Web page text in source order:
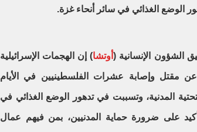
الوضع الغذائي في سائر أنحاء غزة.
الشؤون الإنسانية (أوتشا) إن الهجمات الإسرائيلية
مقتل وإصابة عشرات الفلسطينيين في الأيام
المدنية، وتسببت في تدهور الوضع الغذائي في
على ضرورة حماية المدنيين، بمن فيهم عمال